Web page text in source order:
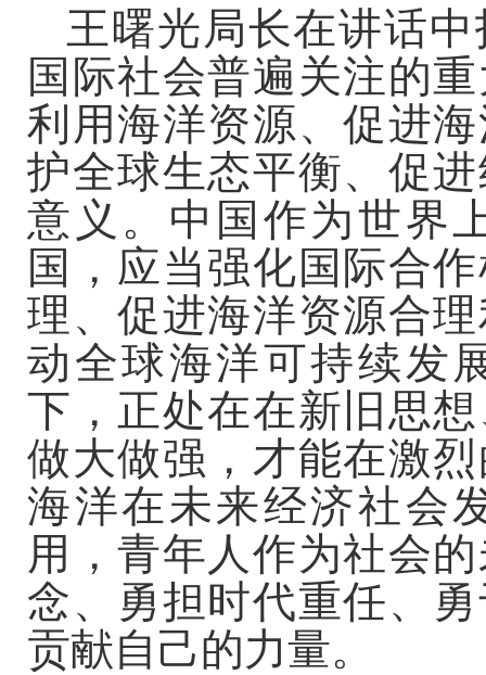
王曙光局长在讲话
国际社会普遍关注的
利用海洋资源、促进
护全球生态平衡、促
意义。中国作为世界
国，应当强化国际合
理、促进海洋资源合
动全球海洋可持续发
下，正处在在新旧思
做大做强，才能在激
海洋在未来经济社会
用，青年人作为社会
念、勇担时代重任、
贡献自己的力量。